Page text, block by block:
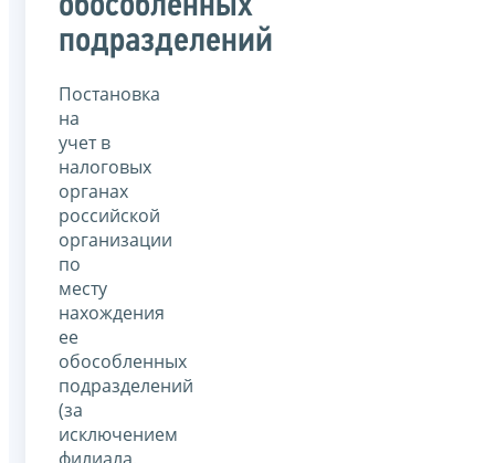
подразделений
Постановка
на
учет в
налоговых
органах
российской
организации
по
месту
нахождения
ее
обособленных
подразделений
(за
исключением
филиала,